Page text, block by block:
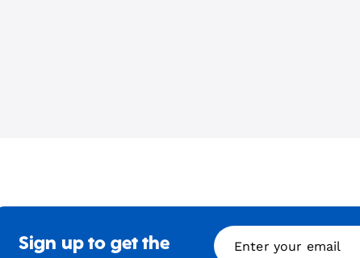
Sign up to get the
Enter your email